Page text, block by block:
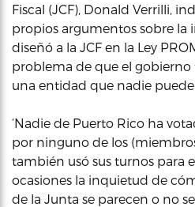
Fiscal (JCF), Donald Verrilli,
propios argumentos sobre la
diseñó a la JCF en la Ley
problema de que el gobierno
una entidad que nadie puede
‘Nadie de Puerto Rico ha
por ninguno de los
también usó sus turnos para
ocasiones la inquietud de
de la Junta se parecen o no